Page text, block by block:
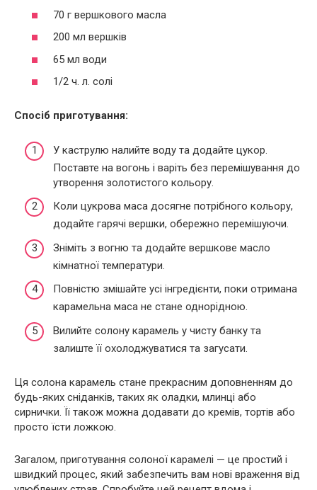
70 г вершкового масла
200 мл вершків
65 мл води
1/2 ч. л. солі
Спосіб приготування:
У каструлю налийте воду та додайте цукор.
Поставте на вогонь і варіть без перемішування до
утворення золотистого кольору.
Коли цукрова маса досягне потрібного кольору,
додайте гарячі вершки, обережно перемішуючи.
Зніміть з вогню та додайте вершкове масло
кімнатної температури.
Повністю змішайте усі інгредієнти, поки отримана
карамельна маса не стане однорідною.
Вилийте солону карамель у чисту банку та
залиште її охолоджуватися та загусати.
Ця солона карамель стане прекрасним доповненням до
будь-яких сніданків, таких як оладки, млинці або
сирнички. Її також можна додавати до кремів, тортів або
просто їсти ложкою.
Загалом, приготування солоної карамелі — це простий і
швидкий процес, який забезпечить вам нові враження від